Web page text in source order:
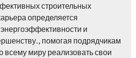
строительных
определяется
и
помогая подрядчикам
всему миру реализовать свои